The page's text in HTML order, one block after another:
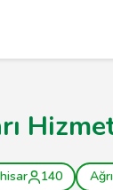
140 Ağrı